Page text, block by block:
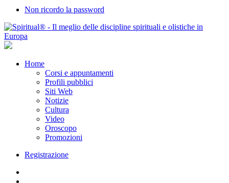
Non ricordo la password
Home
Corsi e appuntamenti
Profili pubblici
Siti Web
Notizie
Cultura
Video
Oroscopo
Promozioni
Registrazione